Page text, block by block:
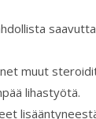
muut
lihastyötä.